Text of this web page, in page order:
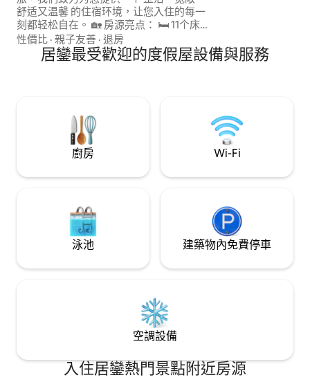
舒适又温馨 的住宿环境，让您入住的每一
刻都轻松自在。 🏡 房源亮点： 🛏️ 11个床位
• 1 张特大床（King） • 3 张大床
（Queen） • 2 张单人床 • 1 张地铺 • 1 张婴
🌆 黄金地段 位于 成熟社区，生活便利，周
边设施齐全： • 🍲 各式美食餐厅 • 🏪 24小
时便利店 • 🛍️ 大型购物商场 • 🎉 丰富的娱
心入住的客人，凡留下五星好评，我们将
在退房后送上 RM50 现金回馈，作为您信
任与支持的小小心意。
性價比 · 親子友善 · 退房
11AM
居鑾最受歡迎的度假屋設備與服務
廚房 Wi-Fi
泳池 建築物內免費停車
空調設備
入住居鑾熱門景點附近房源